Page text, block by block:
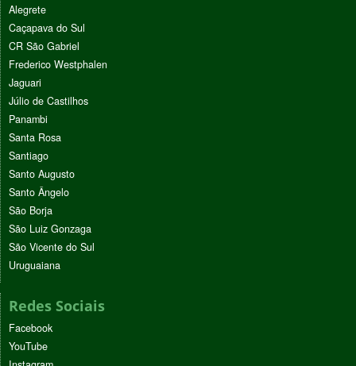
Alegrete
Caçapava do Sul
CR São Gabriel
Frederico Westphalen
Jaguari
Júlio de Castilhos
Panambi
Santa Rosa
Santiago
Santo Augusto
Santo Ângelo
São Borja
São Luiz Gonzaga
São Vicente do Sul
Uruguaiana
Redes Sociais
Facebook
YouTube